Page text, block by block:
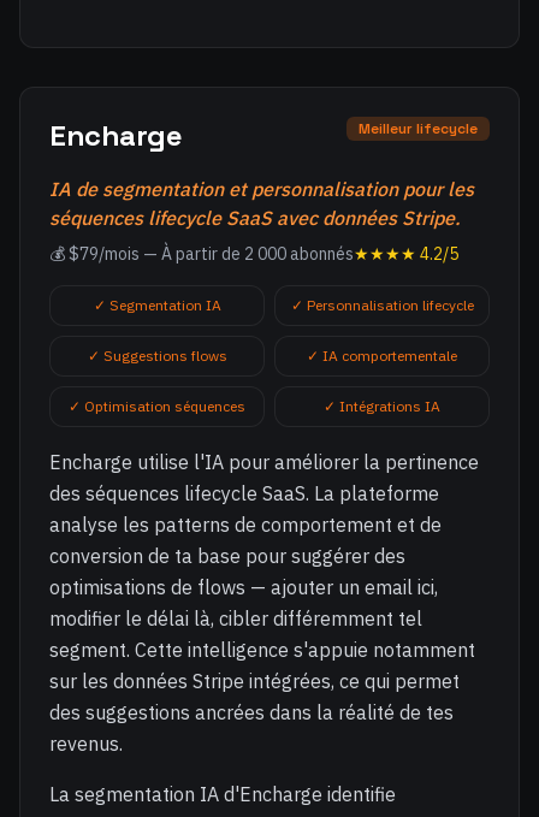
Encharge Meilleur lifecycle
IA de segmentation et personnalisation pour les
séquences lifecycle SaaS avec données Stripe.
💰 $79/mois — À partir de 2 000 abonnés★★★★ 4.2/5
✓ Segmentation IA ✓ Personnalisation lifecycle
✓ Suggestions flows ✓ IA comportementale
✓ Optimisation séquences ✓ Intégrations IA
Encharge utilise l'IA pour améliorer la pertinence
des séquences lifecycle SaaS. La plateforme
analyse les patterns de comportement et de
conversion de ta base pour suggérer des
optimisations de flows — ajouter un email ici,
modifier le délai là, cibler différemment tel
segment. Cette intelligence s'appuie notamment
sur les données Stripe intégrées, ce qui permet
des suggestions ancrées dans la réalité de tes
revenus.
La segmentation IA d'Encharge identifie